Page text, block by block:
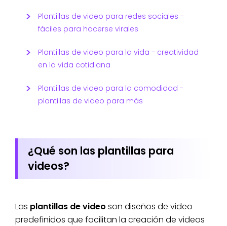
Plantillas de video para redes sociales -
fáciles para hacerse virales
Plantillas de video para la vida - creatividad
en la vida cotidiana
Plantillas de video para la comodidad -
plantillas de video para más
¿Qué son las plantillas para
videos?
Las plantillas de video son diseños de video
predefinidos que facilitan la creación de videos